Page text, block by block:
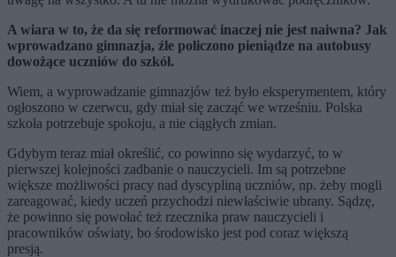
A wiara w to, że da się reformować inaczej nie jest naiwna? Jak
wprowadzano gimnazja, źle policzono pieniądze na autobusy
dowożące uczniów do szkół.
Wiem, a wyprowadzanie gimnazjów też było eksperymentem, który
ogłoszono w czerwcu, gdy miał się zacząć we wrześniu. Polska
szkoła potrzebuje spokoju, a nie ciągłych zmian.
Gdybym teraz miał określić, co powinno się wydarzyć, to w
pierwszej kolejności zadbanie o nauczycieli. Im są potrzebne
większe możliwości pracy nad dyscypliną uczniów, np. żeby mogli
zareagować, kiedy uczeń przychodzi niewłaściwie ubrany. Sądzę,
że powinno się powołać też rzecznika praw nauczycieli i
pracowników oświaty, bo środowisko jest pod coraz większą
presją.